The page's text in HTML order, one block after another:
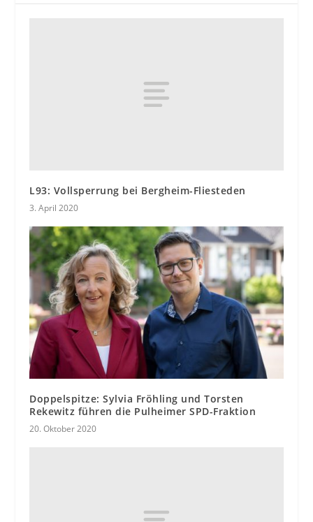
L93: Vollsperrung bei Bergheim-Fliesteden
3. April 2020
Doppelspitze: Sylvia Fröhling und Torsten
Rekewitz führen die Pulheimer SPD-Fraktion
20. Oktober 2020